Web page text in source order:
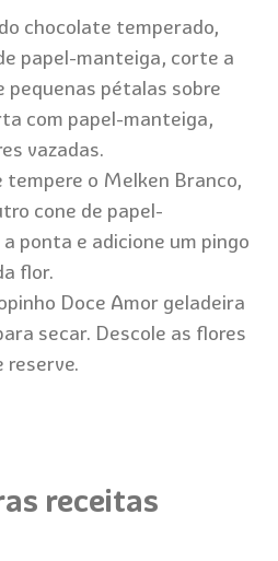
chocolate temperado,
papel-manteiga, corte a
pequenas pétalas sobre
com papel-manteiga,
vazadas.
tempere o Melken Branco,
cone de papel-
ponta e adicione um pingo
flor.
Doce Amor geladeira
secar. Descole as flores
reserve.
receitas